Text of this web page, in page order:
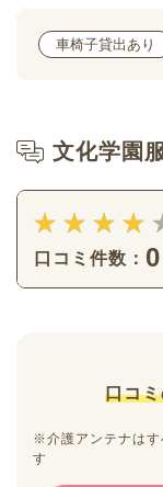
車椅子貸出あり
文化学園
口コミ件数： 0
口コ
※介護アンテナはす
す